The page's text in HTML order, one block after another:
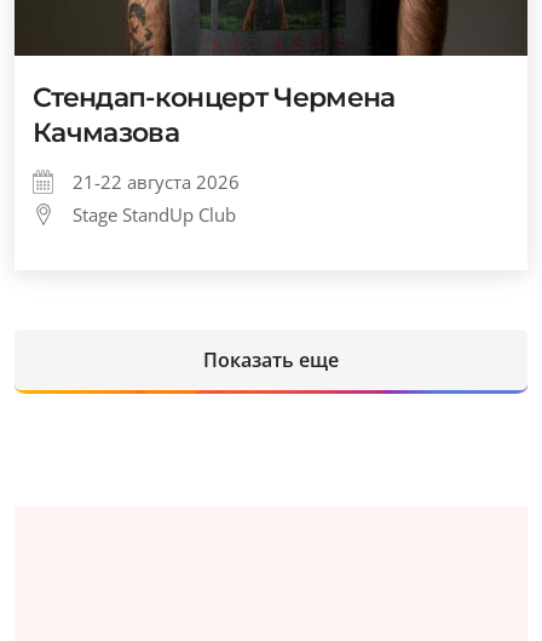
Стендап-концерт Чермена
Качмазова
21-22 августа 2026
Stage StandUp Club
Показать еще